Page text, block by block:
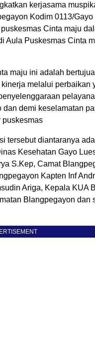
kerjasama
Kodim 0113/Gayo
Cinta maju
Aula Puskesmas Cinta
maju ini adalah
melalui perbaikan
demi keselamatan
puskesmas
tersebut diantaranya
Kesehatan Gayo
S.Kep, Camat
Kapten Inf
Ariga, Kepala KUA
Blangpegayon dan